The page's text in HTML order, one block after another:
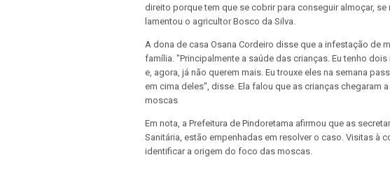
direito porque tem que se cobrir para conseguir almoçar, se
lamentou o agricultor Bosco da Silva.
A dona de casa Osana Cordeiro disse que a infestação de
família. "Principalmente a saúde das crianças. Eu tenho
e, agora, já não querem mais. Eu trouxe eles na semana
em cima deles", disse. Ela falou que as crianças chegaram
moscas
Em nota, a Prefeitura de Pindoretama afirmou que as
Sanitária, estão empenhadas em resolver o caso. Visitas à
identificar a origem do foco das moscas.